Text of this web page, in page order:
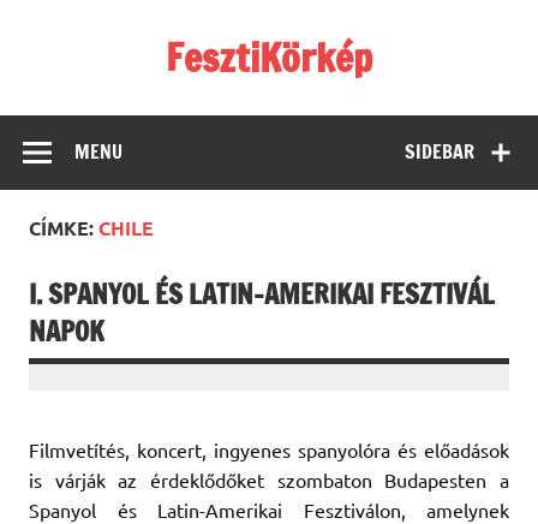
FesztiKörkép
SIDEBAR
MENU
CÍMKE:CHILE
I. SPANYOL ÉS LATIN-AMERIKAI FESZTIVÁL
NAPOK
Filmvetítés, koncert, ingyenes spanyolóra és előadások
is várják az érdeklődőket szombaton Budapesten a
Spanyol és Latin-Amerikai Fesztiválon, amelynek